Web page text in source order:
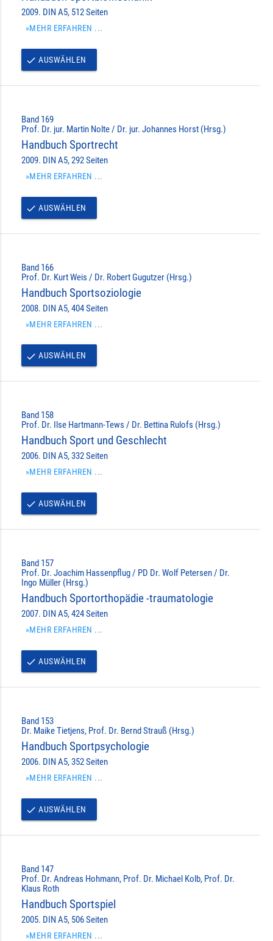
2009. DIN A5, 512 Seiten
»MEHR ERFAHREN ...
done AUSWÄHLEN
Band 169
Prof. Dr. jur. Martin Nolte / Dr. jur. Johannes Horst (Hrsg.)
Handbuch Sportrecht
2009. DIN A5, 292 Seiten
»MEHR ERFAHREN ...
done AUSWÄHLEN
Band 166
Prof. Dr. Kurt Weis / Dr. Robert Gugutzer (Hrsg.)
Handbuch Sportsoziologie
2008. DIN A5, 404 Seiten
»MEHR ERFAHREN ...
done AUSWÄHLEN
Band 158
Prof. Dr. Ilse Hartmann-Tews / Dr. Bettina Rulofs (Hrsg.)
Handbuch Sport und Geschlecht
2006. DIN A5, 332 Seiten
»MEHR ERFAHREN ...
done AUSWÄHLEN
Band 157
Prof. Dr. Joachim Hassenpflug / PD Dr. Wolf Petersen / Dr.
Ingo Müller (Hrsg.)
Handbuch Sportorthopädie -traumatologie
2007. DIN A5, 424 Seiten
»MEHR ERFAHREN ...
done AUSWÄHLEN
Band 153
Dr. Maike Tietjens, Prof. Dr. Bernd Strauß (Hrsg.)
Handbuch Sportpsychologie
2006. DIN A5, 352 Seiten
»MEHR ERFAHREN ...
done AUSWÄHLEN
Band 147
Prof. Dr. Andreas Hohmann, Prof. Dr. Michael Kolb, Prof. Dr.
Klaus Roth
Handbuch Sportspiel
2005. DIN A5, 506 Seiten
»MEHR ERFAHREN ...